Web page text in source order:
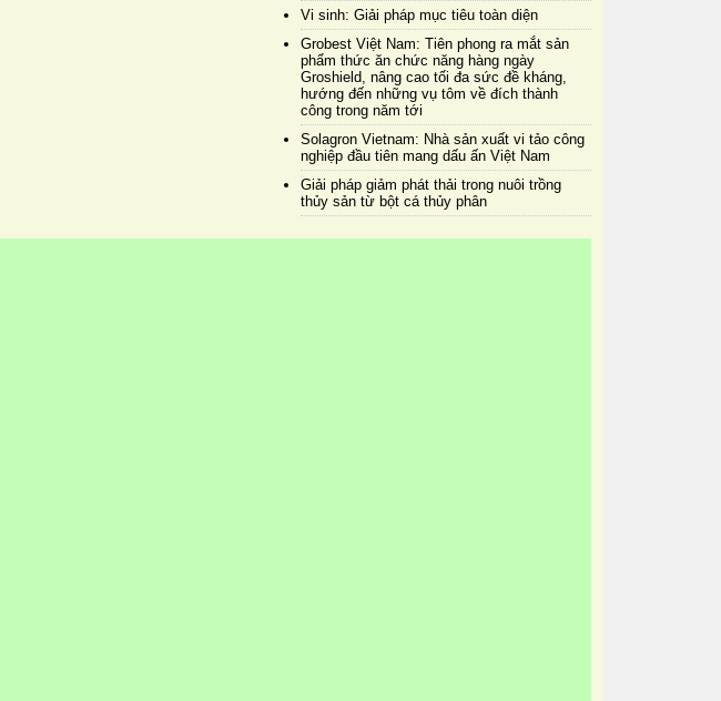
Vi sinh: Giải pháp mục tiêu toàn diện
Grobest Việt Nam: Tiên phong ra mắt sản
phẩm thức ăn chức năng hàng ngày
Groshield, nâng cao tối đa sức đề kháng,
hướng đến những vụ tôm về đích thành
công trong năm tới
Solagron Vietnam: Nhà sản xuất vi tảo công
nghiệp đầu tiên mang dấu ấn Việt Nam
Giải pháp giảm phát thải trong nuôi trồng
thủy sản từ bột cá thủy phân